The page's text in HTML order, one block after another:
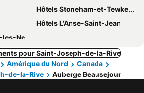
Hôtels Stoneham-et-Tewkesbury
Hôtels L'Anse-Saint-Jean
Neiges
pour Saint-Joseph-de-la-Rive
Amérique du Nord
Canada
de-la-Rive Auberge Beausejour